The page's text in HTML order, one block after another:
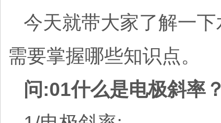
今天就带大家了解一
需要掌握哪些知识点。
问:01什么是电极斜率